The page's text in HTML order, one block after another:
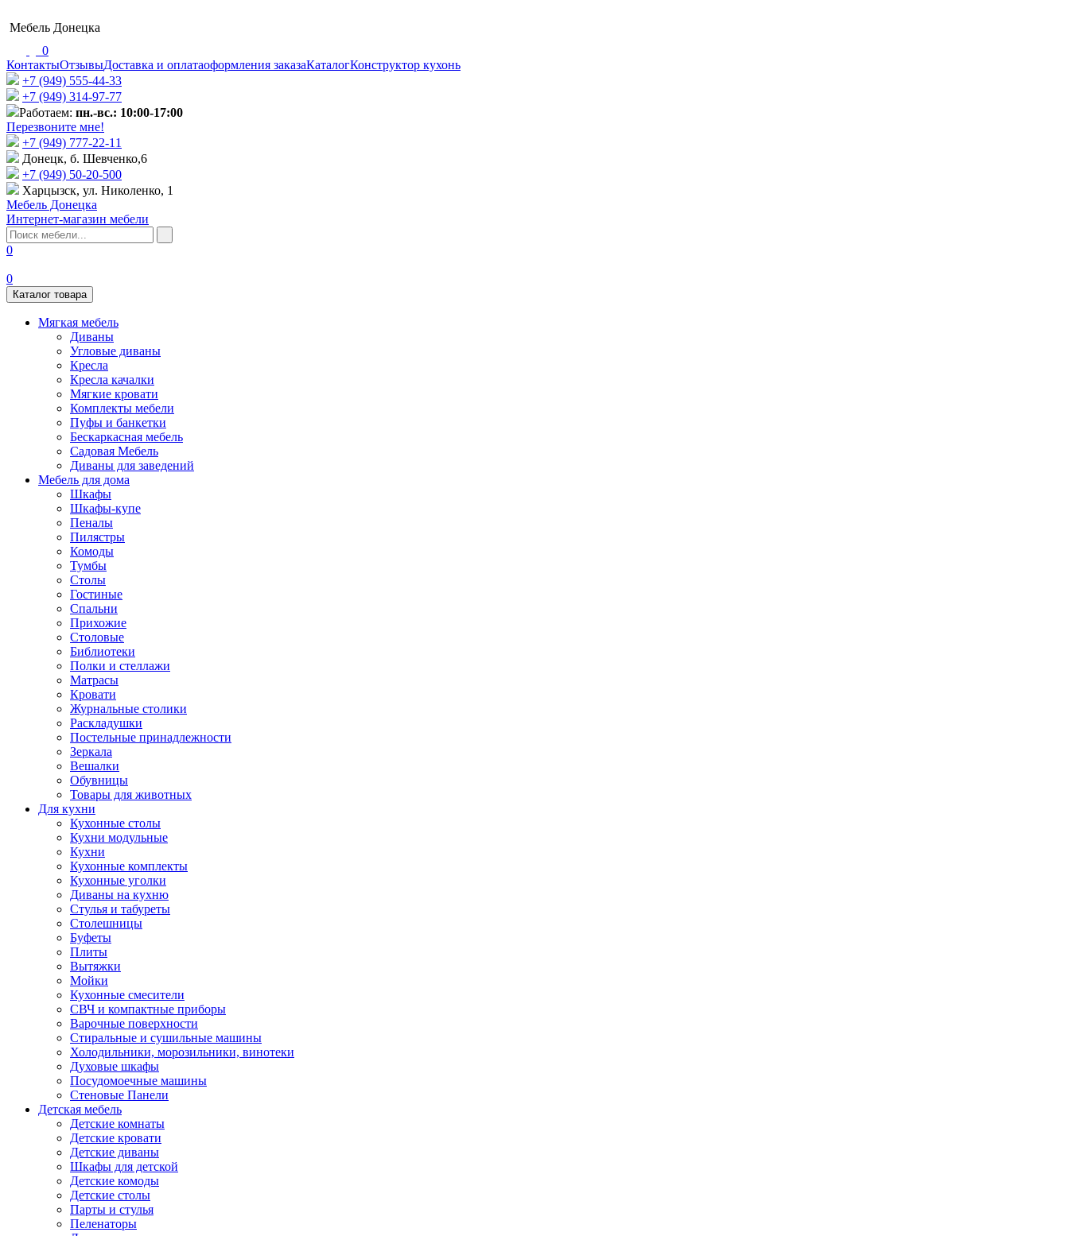
Мебель Донецка
0
КонтактыОтзывыДоставка и оплатаоформления заказаКаталогКонструктор кухонь
+7 (949) 555-44-33
+7 (949) 314-97-77
Работаем: пн.-вс.: 10:00-17:00
Перезвоните мне!
+7 (‎949) 777-22-11
Донецк, б. Шевченко,6
+7 (949) 50-20-500
Харцызск, ул. Николенко, 1
Мебель Донецка
Интернет-магазин мебели
0
0
Каталог товара
Мягкая мебель
Диваны
Угловые диваны
Кресла
Кресла качалки
Мягкие кровати
Комплекты мебели
Пуфы и банкетки
Бескаркасная мебель
Садовая Мебель
Диваны для заведений
Мебель для дома
Шкафы
Шкафы-купе
Пеналы
Пилястры
Комоды
Тумбы
Столы
Гостиные
Спальни
Прихожие
Столовые
Библиотеки
Полки и стеллажи
Матрасы
Кровати
Журнальные столики
Раскладушки
Постельные принадлежности
Зеркала
Вешалки
Обувницы
Товары для животных
Для кухни
Кухонные столы
Кухни модульные
Кухни
Кухонные комплекты
Кухонные уголки
Диваны на кухню
Стулья и табуреты
Столешницы
Буфеты
Плиты
Вытяжки
Мойки
Кухонные смесители
СВЧ и компактные приборы
Варочные поверхности
Стиральные и сушильные машины
Холодильники, морозильники, винотеки
Духовые шкафы
Посудомоечные машины
Стеновые Панели
Детская мебель
Детские комнаты
Детские кровати
Детские диваны
Шкафы для детской
Детские комоды
Детские столы
Парты и стулья
Пеленаторы